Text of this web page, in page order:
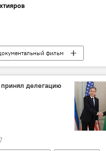
фильм
женщины
режиссер
делегацию